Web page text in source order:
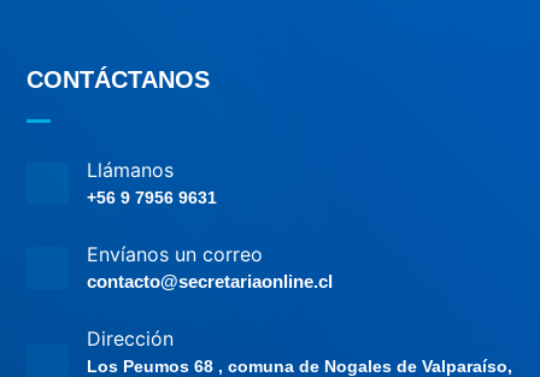
CONTÁCTANOS
Llámanos
+56 9 7956 9631
Envíanos un correo
contacto@secretariaonline.cl
Dirección
Los Peumos 68 , comuna de Nogales de Valparaíso,